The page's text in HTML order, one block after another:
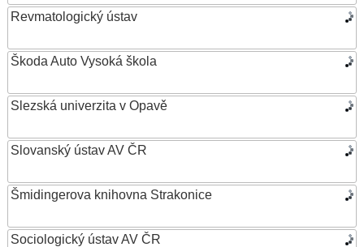
Revmatologický ústav
Škoda Auto Vysoká škola
Slezská univerzita v Opavě
Slovanský ústav AV ČR
Šmidingerova knihovna Strakonice
Sociologický ústav AV ČR